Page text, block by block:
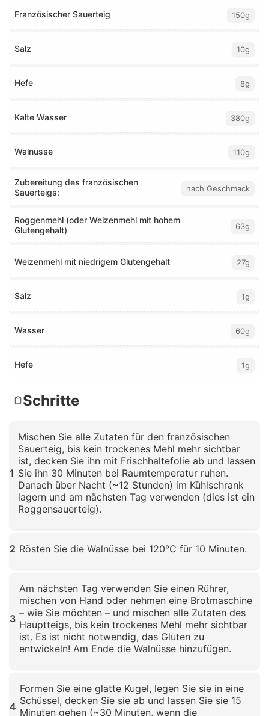
Französischer Sauerteig 150g
Salz 10g
Hefe 8g
Kalte Wasser 380g
Walnüsse 110g
Zubereitung des französischen
Sauerteigs:
nach Geschmack
Roggenmehl (oder Weizenmehl mit hohem
Glutengehalt)
63g
Weizenmehl mit niedrigem Glutengehalt 27g
Salz 1g
Wasser 60g
Hefe 1g
Schritte
1
Mischen Sie alle Zutaten für den französischen
Sauerteig, bis kein trockenes Mehl mehr sichtbar
ist, decken Sie ihn mit Frischhaltefolie ab und lassen
Sie ihn 30 Minuten bei Raumtemperatur ruhen.
Danach über Nacht (~12 Stunden) im Kühlschrank
lagern und am nächsten Tag verwenden (dies ist ein
Roggensauerteig).
2 Rösten Sie die Walnüsse bei 120°C für 10 Minuten.
3
Am nächsten Tag verwenden Sie einen Rührer,
mischen von Hand oder nehmen eine Brotmaschine
– wie Sie möchten – und mischen alle Zutaten des
Hauptteigs, bis kein trockenes Mehl mehr sichtbar
ist. Es ist nicht notwendig, das Gluten zu
entwickeln! Am Ende die Walnüsse hinzufügen.
4
Formen Sie eine glatte Kugel, legen Sie sie in eine
Schüssel, decken Sie sie ab und lassen Sie sie 15
Minuten gehen (~30 Minuten, wenn die